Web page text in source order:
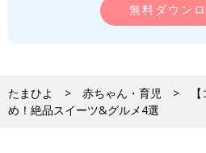
無料ダウン
たまひよ 赤ちゃん・育児
め！絶品スイーツ&グルメ4選